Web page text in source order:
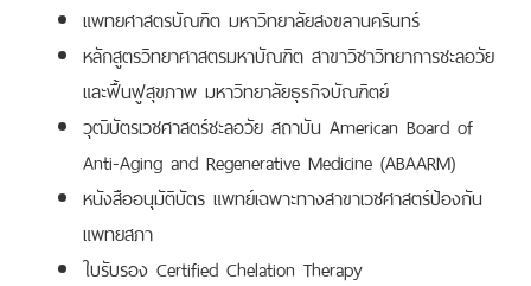
แพทยศาสตรบัณฑิต มหาวิทยาลัยสงขลานครินทร์
หลักสูตรวิทยาศาสตรมหาบัณฑิต สาขาวิชาวิทยาการชะลอวัย
และฟื้นฟูสุขภาพ มหาวิทยาลัยธุรกิจบัณฑิตย์
วุฒิบัตรเวชศาสตร์ชะลอวัย สถาบัน American Board of
Anti-Aging and Regenerative Medicine (ABAARM)
หนังสืออนุมัติบัตร แพทย์เฉพาะทางสาขาเวชศาสตร์ป้องกัน
แพทยสภา
ใบรับรอง Certified Chelation Therapy